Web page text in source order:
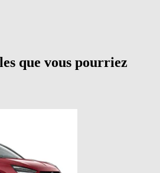
que vous pourriez